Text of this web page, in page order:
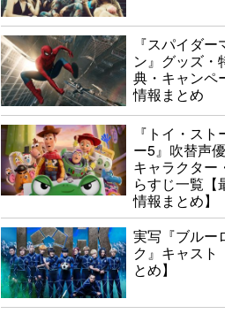
『スパイダー
ン』グッズ・
典・キャンペ
情報まとめ
『トイ・スト
ー5』吹替声優
キャラクター
らすじ一覧【
情報まとめ】
実写『ブルー
ク』キャスト
とめ】